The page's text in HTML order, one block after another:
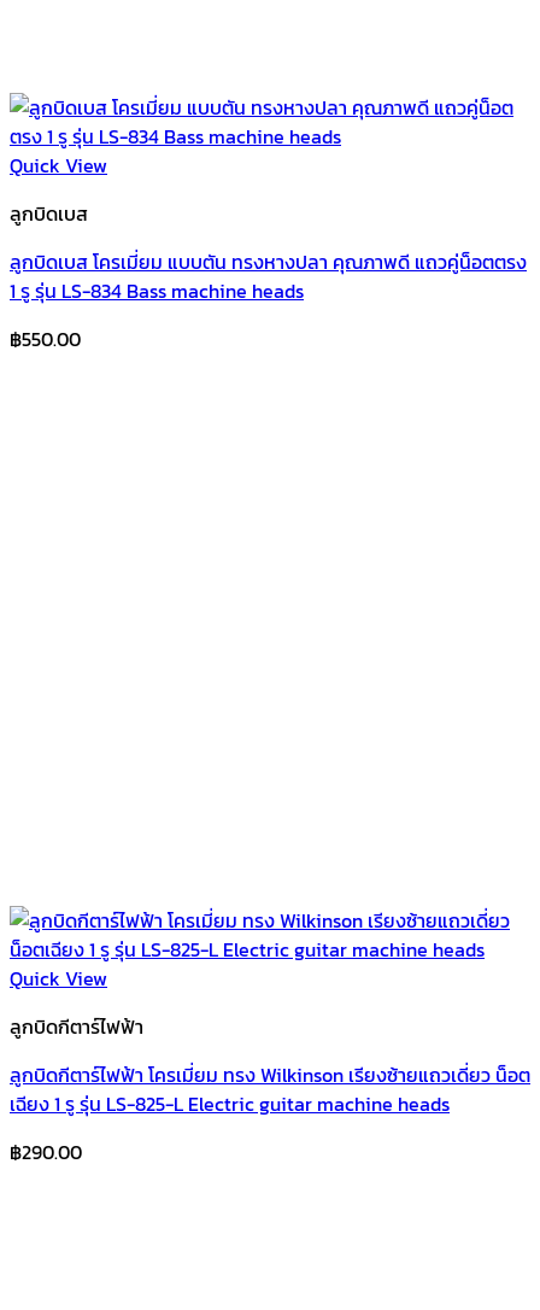
Quick View
ลูกบิดเบส
ลูกบิดเบส โครเมี่ยม แบบตัน ทรงหางปลา คุณภาพดี แถวคู่น็อตตรง
1 รู รุ่น LS-834 Bass machine heads
฿550.00
Quick View
ลูกบิดกีตาร์ไฟฟ้า
ลูกบิดกีตาร์ไฟฟ้า โครเมี่ยม ทรง Wilkinson เรียงซ้ายแถวเดี่ยว น็อต
เฉียง 1 รู รุ่น LS-825-L Electric guitar machine heads
฿290.00